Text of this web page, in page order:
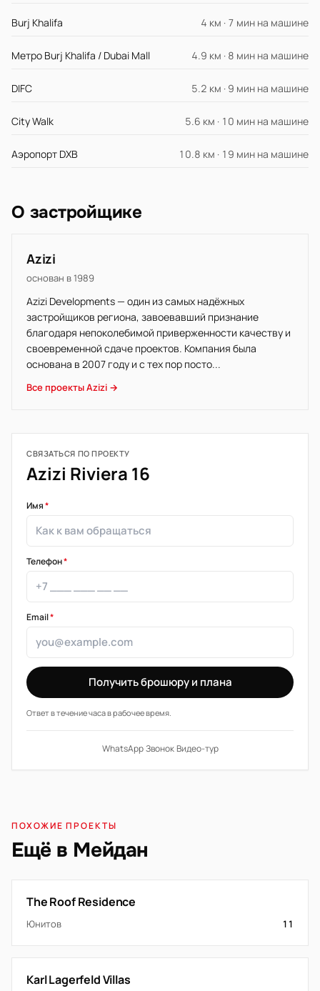
Burj Khalifa 4 км · 7 мин на машине
Метро Burj Khalifa / Dubai Mall 4.9 км · 8 мин на машине
DIFC 5.2 км · 9 мин на машине
City Walk 5.6 км · 10 мин на машине
Аэропорт DXB 10.8 км · 19 мин на машине
О застройщике
Azizi
основан в 1989
Azizi Developments — один из самых надёжных
застройщиков региона, завоевавший признание
благодаря непоколебимой приверженности качеству и
своевременной сдаче проектов. Компания была
основана в 2007 году и с тех пор посто...
Все проекты Azizi →
СВЯЗАТЬСЯ ПО ПРОЕКТУ
Azizi Riviera 16
Имя*
Телефон*
Email*
Получить брошюру и плана
Ответ в течение часа в рабочее время.
WhatsApp·Звонок·Видео-тур
ПОХОЖИЕ ПРОЕКТЫ
Ещё в Мейдан
The Roof Residence
Юнитов 11
Karl Lagerfeld Villas